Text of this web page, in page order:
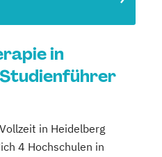
in
in Heidelberg
4 Hochschulen in